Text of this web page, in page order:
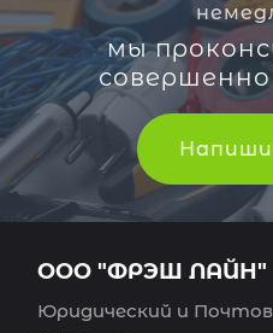
мы
ООО "ФРЭШ ЛАЙН"
Юридический и